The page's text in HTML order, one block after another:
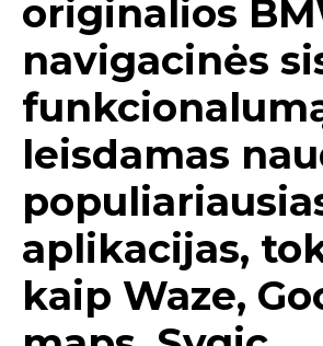
originalios
navigacinės
leisdamas
aplikacijas,
kaip Waze,